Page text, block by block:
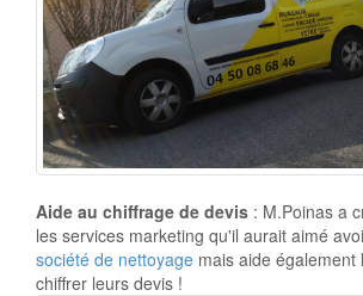
Aide au chiffrage de devis : M.Poinas a
les services marketing qu'il aurait aimé
société de nettoyage mais aide également
chiffrer leurs devis !